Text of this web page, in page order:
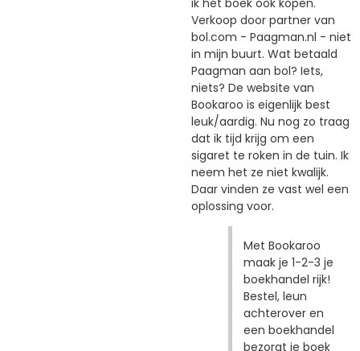
Verkoop door partner van
bol.com - Paagman.nl - niet
in mijn buurt. Wat betaald
Paagman aan bol? Iets,
niets? De website van
Bookaroo is eigenlijk best
leuk/aardig. Nu nog zo traag
dat ik tijd krijg om een
sigaret te roken in de tuin. Ik
neem het ze niet kwalijk.
Daar vinden ze vast wel een
oplossing voor.
Met Bookaroo
maak je 1-2-3 je
boekhandel rijk!
Bestel, leun
achterover en
een boekhandel
bezorgt je boek